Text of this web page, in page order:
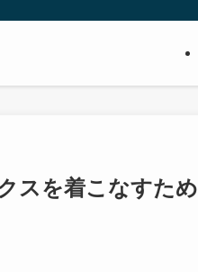
スを着こなすため